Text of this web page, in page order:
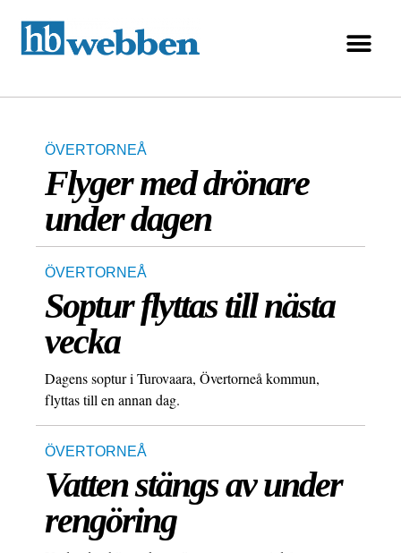
ÖVERTORNEÅ
Flyger med drönare
under dagen
ÖVERTORNEÅ
Soptur flyttas till nästa
vecka
Dagens soptur i Turovaara, Övertorneå kommun,
flyttas till en annan dag.
ÖVERTORNEÅ
Vatten stängs av under
rengöring